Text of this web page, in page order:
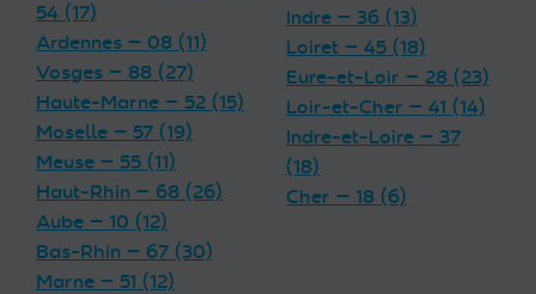
54 (17)
Ardennes — 08 (11)
Vosges — 88 (27)
Haute-Marne — 52 (15)
Moselle — 57 (19)
Meuse — 55 (11)
Haut-Rhin — 68 (26)
Aube — 10 (12)
Bas-Rhin — 67 (30)
Marne — 51 (12)
Indre — 36 (13)
Loiret — 45 (18)
Eure-et-Loir — 28 (23)
Loir-et-Cher — 41 (14)
Indre-et-Loire — 37
(18)
Cher — 18 (6)